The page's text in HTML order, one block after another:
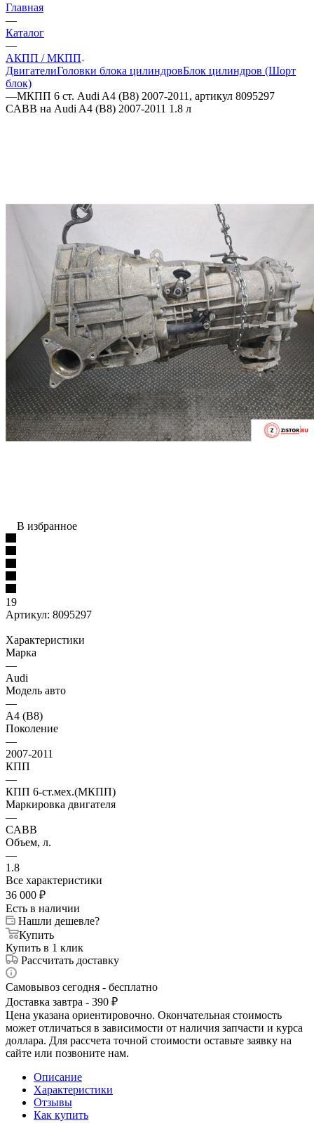
Главная
—
Каталог
—
АКПП / МКПП
ДвигателиГоловки блока цилиндровБлок цилиндров (Шорт
блок)
—МКПП 6 ст. Audi A4 (B8) 2007-2011, артикул 8095297
CABB на Audi A4 (B8) 2007-2011 1.8 л
В избранное
19
Артикул: 8095297
Характеристики
Марка
—
Audi
Модель авто
—
A4 (B8)
Поколение
—
2007-2011
КПП
—
КПП 6-ст.мех.(МКПП)
Маркировка двигателя
—
CABB
Объем, л.
—
1.8
Все характеристики
36 000 ₽
Есть в наличии
Нашли дешевле?
Купить
Купить в 1 клик
Рассчитать доставку
Самовывоз сегодня - бесплатно
Доставка завтра - 390 ₽
Цена указана ориентировочно. Окончательная стоимость
может отличаться в зависимости от наличия запчасти и курса
доллара. Для рассчета точной стоимости оставьте заявку на
сайте или позвоните нам.
Описание
Характеристики
Отзывы
Как купить